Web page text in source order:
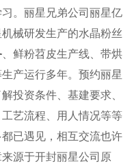
。丽星兄弟公司丽星亿
械研发生产的水晶粉丝
、鲜粉苕皮生产线、带烘
产运行多年。预约丽星
投资条件、基建要求、
艺流程、用人情况等等
已遇见，相互交流也许
源于开封丽星公司原